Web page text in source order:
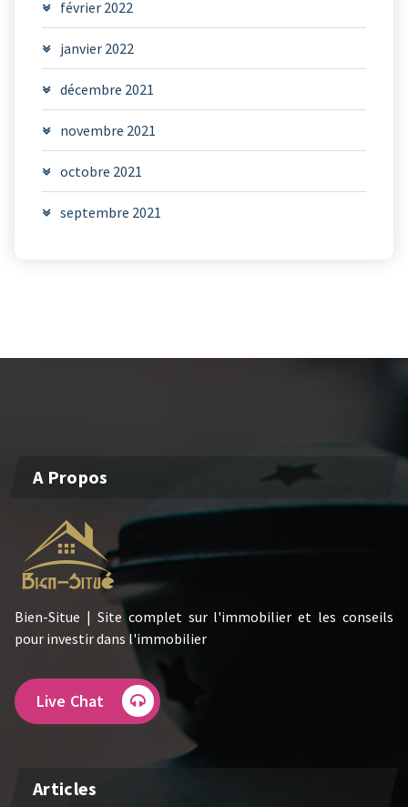
février 2022
janvier 2022
décembre 2021
novembre 2021
octobre 2021
septembre 2021
A Propos
Bien-Situe | Site complet sur l'immobilier et les conseils
pour investir dans l'immobilier
Live Chat
Articles